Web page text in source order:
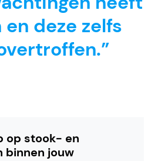
deze zelfs
op stook- en
binnen jouw